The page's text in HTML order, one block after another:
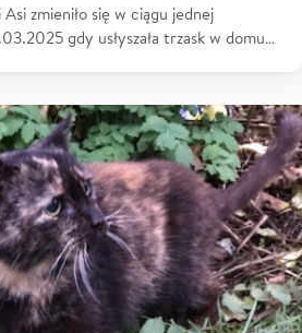
zmieniło się w ciągu jednej
gdy usłyszała trzask w domu…